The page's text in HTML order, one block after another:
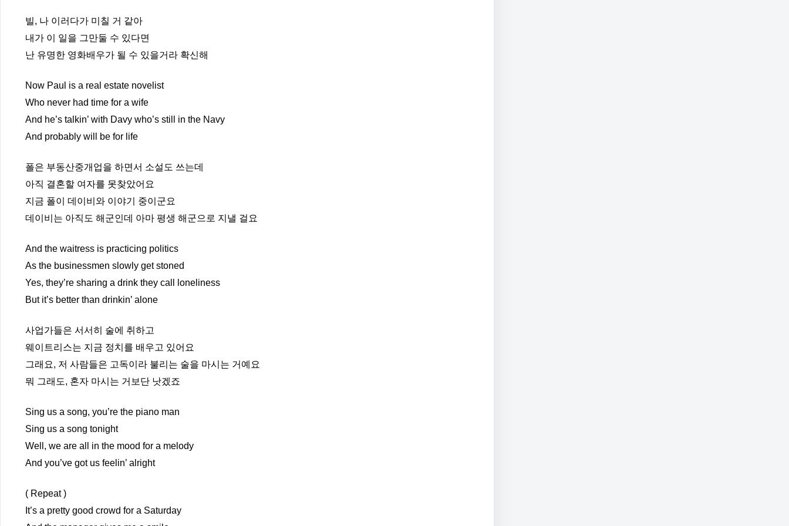
빌, 나 이러다가 미칠 거 같아
내가 이 일을 그만둘 수 있다면
난 유명한 영화배우가 될 수 있을거라 확신해
Now Paul is a real estate novelist
Who never had time for a wife
And he’s talkin’ with Davy who’s still in the Navy
And probably will be for life
폴은 부동산중개업을 하면서 소설도 쓰는데
아직 결혼할 여자를 못찾았어요
지금 폴이 데이비와 이야기 중이군요
데이비는 아직도 해군인데 아마 평생 해군으로 지낼 걸요
And the waitress is practicing politics
As the businessmen slowly get stoned
Yes, they’re sharing a drink they call loneliness
But it’s better than drinkin’ alone
사업가들은 서서히 술에 취하고
웨이트리스는 지금 정치를 배우고 있어요
그래요, 저 사람들은 고독이라 불리는 술을 마시는 거예요
뭐 그래도, 혼자 마시는 거보단 낫겠죠
Sing us a song, you’re the piano man
Sing us a song tonight
Well, we are all in the mood for a melody
And you’ve got us feelin’ alright
( Repeat )
It’s a pretty good crowd for a Saturday